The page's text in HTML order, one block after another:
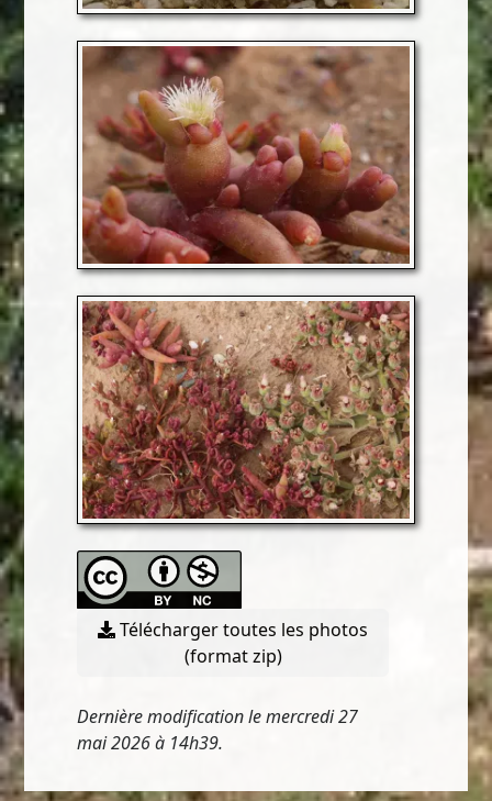
Télécharger toutes les photos
(format zip)
Dernière modification le mercredi 27
mai 2026 à 14h39.